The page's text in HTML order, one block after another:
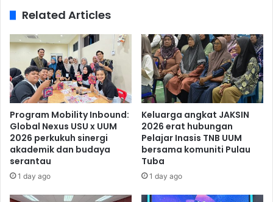
Related Articles
Program Mobility Inbound:
Global Nexus USU x UUM
2026 perkukuh sinergi
akademik dan budaya
serantau
1 day ago
Keluarga angkat JAKSIN
2026 erat hubungan
Pelajar Inasis TNB UUM
bersama komuniti Pulau
Tuba
1 day ago